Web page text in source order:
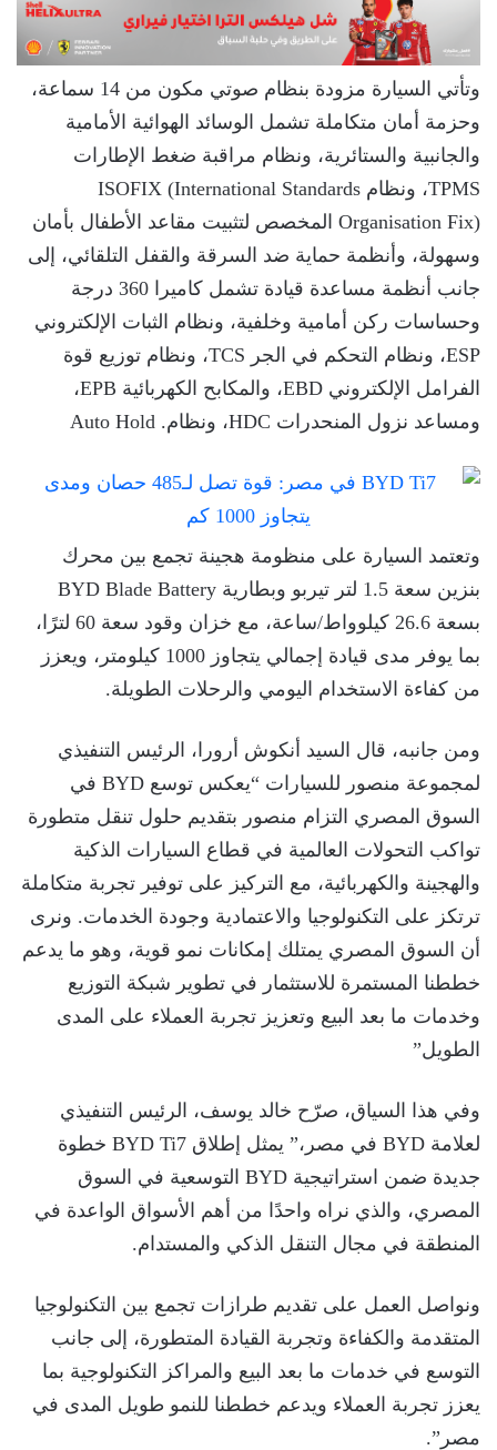
وتأتي السيارة مزودة بنظام صوتي مكون من 14 سماعة،
وحزمة أمان متكاملة تشمل الوسائد الهوائية الأمامية
والجانبية والستائرية، ونظام مراقبة ضغط الإطارات
TPMS، ونظام ISOFIX (International Standards
Organisation Fix) المخصص لتثبيت مقاعد الأطفال بأمان
وسهولة، وأنظمة حماية ضد السرقة والقفل التلقائي، إلى
جانب أنظمة مساعدة قيادة تشمل كاميرا 360 درجة
وحساسات ركن أمامية وخلفية، ونظام الثبات الإلكتروني
ESP، ونظام التحكم في الجر TCS، ونظام توزيع قوة
الفرامل الإلكتروني EBD، والمكابح الكهربائية EPB،
ومساعد نزول المنحدرات HDC، ونظام. Auto Hold
وتعتمد السيارة على منظومة هجينة تجمع بين محرك
بنزين سعة 1.5 لتر تيربو وبطارية BYD Blade Battery
بسعة 26.6 كيلوواط/ساعة، مع خزان وقود سعة 60 لترًا،
بما يوفر مدى قيادة إجمالي يتجاوز 1000 كيلومتر، ويعزز
من كفاءة الاستخدام اليومي والرحلات الطويلة.
ومن جانبه، قال السيد أنكوش أرورا، الرئيس التنفيذي
لمجموعة منصور للسيارات “يعكس توسع BYD في
السوق المصري التزام منصور بتقديم حلول تنقل متطورة
تواكب التحولات العالمية في قطاع السيارات الذكية
والهجينة والكهربائية، مع التركيز على توفير تجربة متكاملة
ترتكز على التكنولوجيا والاعتمادية وجودة الخدمات. ونرى
أن السوق المصري يمتلك إمكانات نمو قوية، وهو ما يدعم
خططنا المستمرة للاستثمار في تطوير شبكة التوزيع
وخدمات ما بعد البيع وتعزيز تجربة العملاء على المدى
الطويل”
وفي هذا السياق، صرّح خالد يوسف، الرئيس التنفيذي
لعلامة BYD في مصر،” يمثل إطلاق BYD Ti7 خطوة
جديدة ضمن استراتيجية BYD التوسعية في السوق
المصري، والذي نراه واحدًا من أهم الأسواق الواعدة في
المنطقة في مجال التنقل الذكي والمستدام.
ونواصل العمل على تقديم طرازات تجمع بين التكنولوجيا
المتقدمة والكفاءة وتجربة القيادة المتطورة، إلى جانب
التوسع في خدمات ما بعد البيع والمراكز التكنولوجية بما
يعزز تجربة العملاء ويدعم خططنا للنمو طويل المدى في
مصر”.